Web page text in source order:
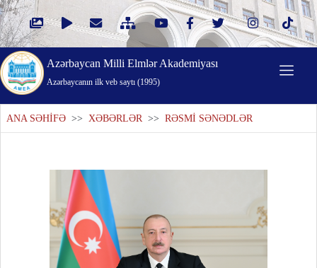
Azərbaycan Milli Elmlər Akademiyası
Azərbaycanın ilk veb saytı (1995)
ANA SƏHİFƏ >> XƏBƏRLƏR >> RƏSMİ SƏNƏDLƏR